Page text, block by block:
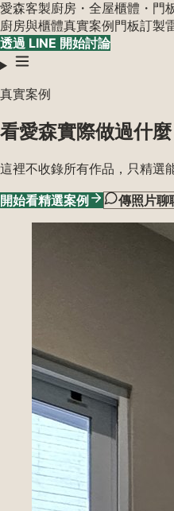
愛森客製廚房・全屋櫃體・門
廚房與櫃體真實案例門板訂製
透過 LINE 開始討論
真實案例
看愛森實際做過什
這裡不收錄所有作品，只精選
開始看精選案例
傳照片聊